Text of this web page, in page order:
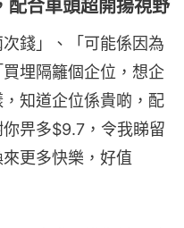
配合車頭超開揚視野
錢」、「可能係因為
埋隔籬個企位，想企
知道企位係貴啲，配
畀多$9.7，令我睇留
更多快樂，好值